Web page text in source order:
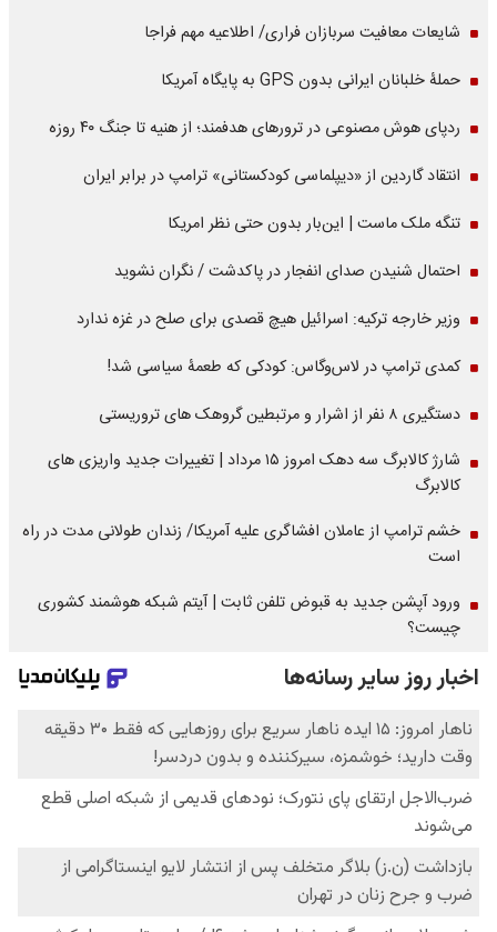
شایعات معافیت سربازان فراری/ اطلاعیه مهم فراجا
حملۀ خلبانان ایرانی بدون GPS به پایگاه آمریکا
ردپای هوش مصنوعی در ترورهای هدفمند؛ از هنیه تا جنگ ۴۰ روزه
انتقاد گاردین از «دیپلماسی کودکستانی» ترامپ در برابر ایران
تنگه ملک ماست | این‌بار بدون حتی نظر امریکا
احتمال شنیدن صدای انفجار در پاکدشت / نگران نشوید
وزیر خارجه ترکیه: اسرائیل هیچ قصدی برای صلح در غزه ندارد
کمدی ترامپ در لاس‌وگاس: کودکی که طعمۀ سیاسی شد!
دستگیری ۸ نفر از اشرار و مرتبطین گروهک های تروریستی
شارژ کالابرگ سه دهک امروز ۱۵ مرداد | تغییرات جدید واریزی های
کالابرگ
خشم ترامپ از عاملان افشاگری‌ علیه آمریکا/ زندان طولانی مدت در راه
است
ورود آپشن جدید به قبوض تلفن ثابت | آیتم شبکه هوشمند کشوری
چیست؟